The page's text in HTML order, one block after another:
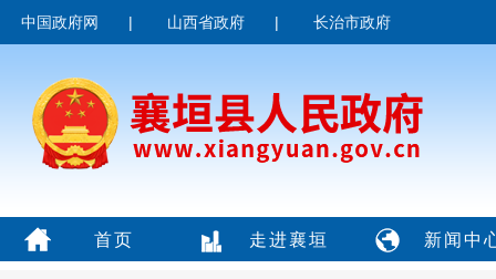
中国政府网 | 山西省政府 | 长治市政府
首页 走进襄垣 新闻中